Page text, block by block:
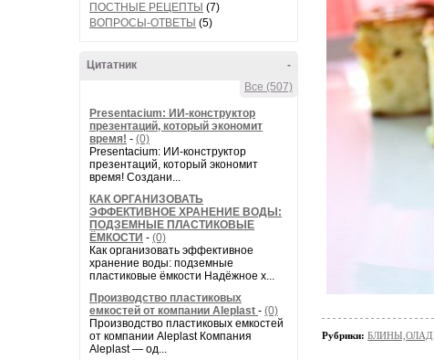
ПОСТНЫЕ РЕЦЕПТЫ (7)
ВОПРОСЫ-ОТВЕТЫ (5)
-
Цитатник
Все (507)
Presentacium: ИИ‑конструктор
презентаций, который экономит
время! - (0)
Presentacium: ИИ‑конструктор
презентаций, который экономит
время! Создани...
КАК ОРГАНИЗОВАТЬ
ЭФФЕКТИВНОЕ ХРАНЕНИЕ ВОДЫ:
ПОДЗЕМНЫЕ ПЛАСТИКОВЫЕ
ЁМКОСТИ - (0)
Как организовать эффективное
хранение воды: подземные
пластиковые ёмкости Надёжное х...
Производство пластиковых
емкостей от компании Aleplast - (0)
Производство пластиковых емкостей
от компании Aleplast Компания
Aleplast — од...
Рубрики: